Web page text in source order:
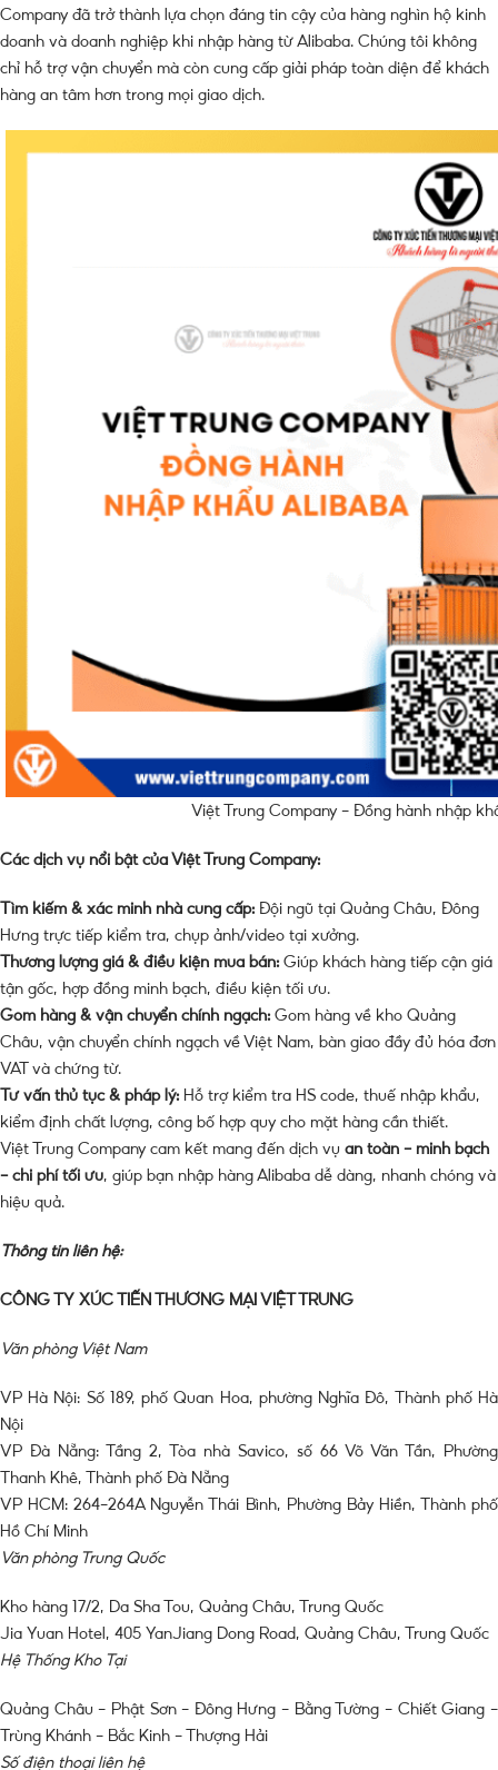
Company đã trở thành lựa chọn đáng tin cậy của hàng nghìn hộ kinh
doanh và doanh nghiệp khi nhập hàng từ Alibaba. Chúng tôi không
chỉ hỗ trợ vận chuyển mà còn cung cấp giải pháp toàn diện để khách
hàng an tâm hơn trong mọi giao dịch.
Việt Trung Company – Đồng hành nhập
Các dịch vụ nổi bật của Việt Trung Company:
Tìm kiếm & xác minh nhà cung cấp: Đội ngũ tại Quảng Châu, Đông
Hưng trực tiếp kiểm tra, chụp ảnh/video tại xưởng.
Thương lượng giá & điều kiện mua bán: Giúp khách hàng tiếp cận giá
tận gốc, hợp đồng minh bạch, điều kiện tối ưu.
Gom hàng & vận chuyển chính ngạch: Gom hàng về kho Quảng
Châu, vận chuyển chính ngạch về Việt Nam, bàn giao đầy đủ hóa đơn
VAT và chứng từ.
Tư vấn thủ tục & pháp lý: Hỗ trợ kiểm tra HS code, thuế nhập khẩu,
kiểm định chất lượng, công bố hợp quy cho mặt hàng cần thiết.
Việt Trung Company cam kết mang đến dịch vụ an toàn – minh bạch
– chi phí tối ưu , giúp bạn nhập hàng Alibaba dễ dàng, nhanh chóng và
hiệu quả.
Thông tin liên hệ:
CÔNG TY XÚC TIẾN THƯƠNG MẠI VIỆT TRUNG
Văn phòng Việt Nam
VP Hà Nội: Số 189, phố Quan Hoa, phường Nghĩa Đô, Thành phố Hà
Nội
VP Đà Nẵng: Tầng 2, Tòa nhà Savico, số 66 Võ Văn Tần, Phường
Thanh Khê, Thành phố Đà Nẵng
VP HCM: 264-264A Nguyễn Thái Bình, Phường Bảy Hiền, Thành phố
Hồ Chí Minh
Văn phòng Trung Quốc
Kho hàng 17/2, Da Sha Tou, Quảng Châu, Trung Quốc
Jia Yuan Hotel, 405 YanJiang Dong Road, Quảng Châu, Trung Quốc
Hệ Thống Kho Tại
Quảng Châu – Phật Sơn – Đông Hưng – Bằng Tường – Chiết Giang –
Trùng Khánh – Bắc Kinh – Thượng Hải
Số điện thoại liên hệ